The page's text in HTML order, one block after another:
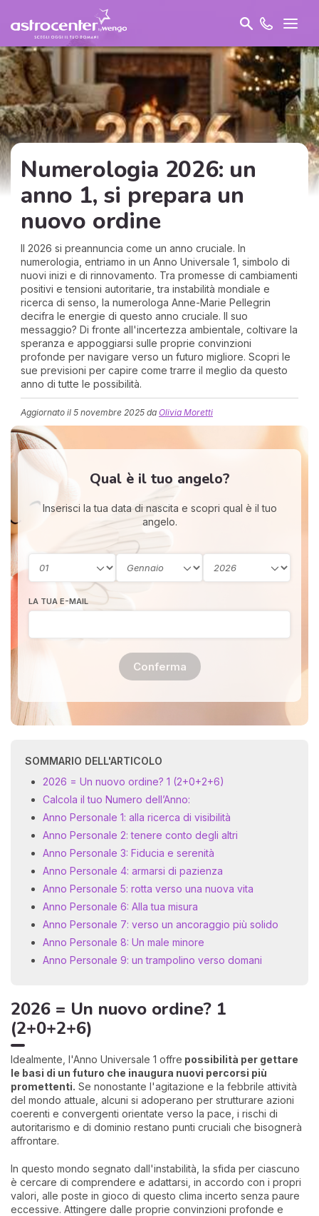
Numerologia 2026: un
anno 1, si prepara un
nuovo ordine
Il 2026 si preannuncia come un anno cruciale. In
numerologia, entriamo in un Anno Universale 1, simbolo di
nuovi inizi e di rinnovamento. Tra promesse di cambiamenti
positivi e tensioni autoritarie, tra instabilità mondiale e
ricerca di senso, la numerologa Anne-Marie Pellegrin
decifra le energie di questo anno cruciale. Il suo
messaggio? Di fronte all'incertezza ambientale, coltivare la
speranza e appoggiarsi sulle proprie convinzioni
profonde per navigare verso un futuro migliore. Scopri le
sue previsioni per capire come trarre il meglio da questo
anno di tutte le possibilità.
Aggiornato il 5 novembre 2025 da Olivia Moretti
Qual è il tuo angelo?
Inserisci la tua data di nascita e scopri qual è il tuo
angelo.
LA TUA E-MAIL
Conferma
SOMMARIO DELL'ARTICOLO
2026 = Un nuovo ordine? 1 (2+0+2+6)
Calcola il tuo Numero dell’Anno:
Anno Personale 1: alla ricerca di visibilità
Anno Personale 2: tenere conto degli altri
Anno Personale 3: Fiducia e serenità
Anno Personale 4: armarsi di pazienza
Anno Personale 5: rotta verso una nuova vita
Anno Personale 6: Alla tua misura
Anno Personale 7: verso un ancoraggio più solido
Anno Personale 8: Un male minore
Anno Personale 9: un trampolino verso domani
2026 = Un nuovo ordine? 1
(2+0+2+6)
Idealmente, l'Anno Universale 1 offre possibilità per gettare
le basi di un futuro che inaugura nuovi percorsi più
promettenti. Se nonostante l'agitazione e la febbrile attività
del mondo attuale, alcuni si adoperano per strutturare azioni
coerenti e convergenti orientate verso la pace, i rischi di
autoritarismo e di dominio restano punti cruciali che bisognerà
affrontare.
In questo mondo segnato dall'instabilità, la sfida per ciascuno
è cercare di comprendere e adattarsi, in accordo con i propri
valori, alle poste in gioco di questo clima incerto senza paure
eccessive. Attingere dalle proprie convinzioni profonde e